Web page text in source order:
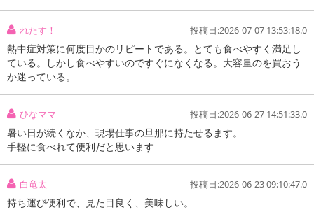
れたす！ 投稿日:2026-07-07 13:53:18.0
熱中症対策に何度目かのリピートである。とても食べやすく満足し
ている。しかし食べやすいのですぐになくなる。大容量のを買おう
か迷っている。
ひなママ 投稿日:2026-06-27 14:51:33.0
暑い日が続くなか、現場仕事の旦那に持たせるます。
手軽に食べれて便利だと思います
白竜太 投稿日:2026-06-23 09:10:47.0
持ち運び便利で、見た目良く、美味しい。